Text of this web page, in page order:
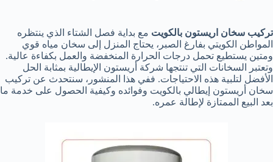
تركيب سخان اريستون بالكويت مع بداية فصل الشتاء الذي ينتظره
المواطن الكويتي بفارغ الصبر، يحتاج المنزل إلى سخان مياه قوي
ومتين يستطيع تحمل درجات الحرارة المنخفضة والعمل بكفاءة عالية.
وتعتبر السخانات التي تنتجها شركة أريستون الإيطالية بمثابة الحل
الأفضل لتلبية هذه الاحتياجات. ففي هذا المنشور، سنتحدث عن تركيب
سخان أريستون إيطالي بالكويت وفوائده وكيفية الحصول على خدمة ما
بعد البيع الممتازة لإطالة عمره.